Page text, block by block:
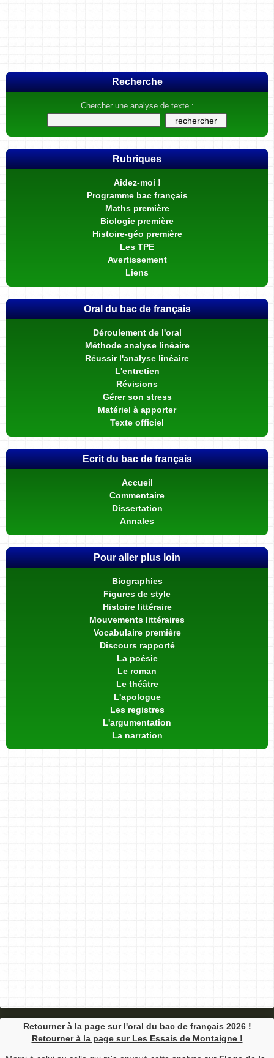
Recherche
Chercher une analyse de texte :
Rubriques
Aidez-moi !
Programme bac français
Maths première
Biologie première
Histoire-géo première
Les TPE
Avertissement
Liens
Oral du bac de français
Déroulement de l'oral
Méthode analyse linéaire
Réussir l'analyse linéaire
L'entretien
Révisions
Gérer son stress
Matériel à apporter
Texte officiel
Ecrit du bac de français
Accueil
Commentaire
Dissertation
Annales
Pour aller plus loin
Biographies
Figures de style
Histoire littéraire
Mouvements littéraires
Vocabulaire première
Discours rapporté
La poésie
Le roman
Le théâtre
L'apologue
Les registres
L'argumentation
La narration
Retourner à la page sur l'oral du bac de français 2026 !
Retourner à la page sur Les Essais de Montaigne !